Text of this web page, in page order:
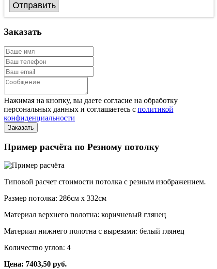
Отправить
Заказать
Нажимая на кнопку, вы даете согласие на обработку
персональных данных и соглашаетесь с политикой
конфиденциальности
Пример расчёта по Резному потолку
Типовой расчет стоимости потолка с резным изображением.
Размер потолка: 286см x 332см
Материал верхнего полотна: коричневый глянец
Материал нижнего полотна с вырезами: белый глянец
Количество углов: 4
Цена: 7403,50 руб.